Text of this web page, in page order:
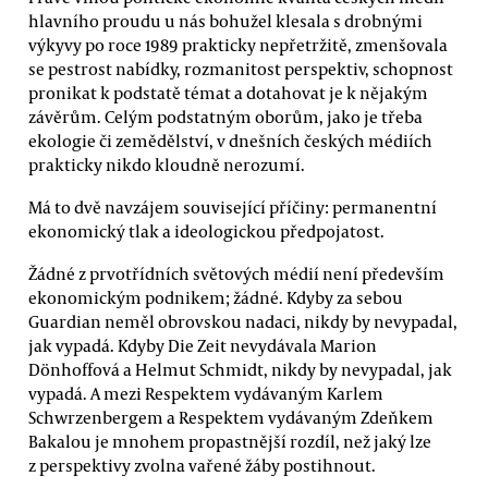
hlavního proudu u nás bohužel klesala s drobnými
výkyvy po roce 1989 prakticky nepřetržitě, zmenšovala
se pestrost nabídky, rozmanitost perspektiv, schopnost
pronikat k podstatě témat a dotahovat je k nějakým
závěrům. Celým podstatným oborům, jako je třeba
ekologie či zemědělství, v dnešních českých médiích
prakticky nikdo kloudně nerozumí.
Má to dvě navzájem související příčiny: permanentní
ekonomický tlak a ideologickou předpojatost.
Žádné z prvotřídních světových médií není především
ekonomickým podnikem; žádné. Kdyby za sebou
Guardian neměl obrovskou nadaci, nikdy by nevypadal,
jak vypadá. Kdyby Die Zeit nevydávala Marion
Dönhoffová a Helmut Schmidt, nikdy by nevypadal, jak
vypadá. A mezi Respektem vydávaným Karlem
Schwrzenbergem a Respektem vydávaným Zdeňkem
Bakalou je mnohem propastnější rozdíl, než jaký lze
z perspektivy zvolna vařené žáby postihnout.